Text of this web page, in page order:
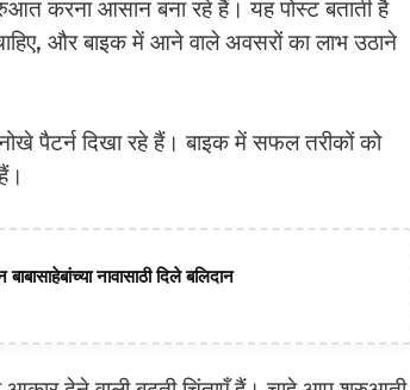
करना आसान बना रहे हैं। यह पोस्ट बताती है
और बाइक में आने वाले अवसरों का लाभ उठाने
पैटर्न दिखा रहे हैं। बाइक में सफल तरीकों को
नावासाठी दिले बलिदान